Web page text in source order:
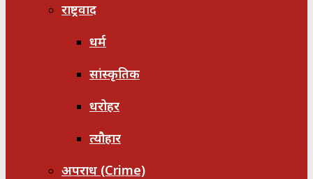
राष्ट्रवाद
धर्म
सांस्कृतिक
धरोहर
त्यौहार
अपराध (Crime)